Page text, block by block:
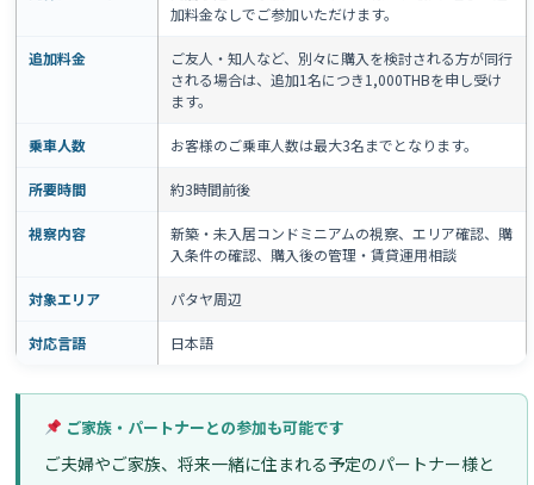
加料金なしでご参加いただけます。
追加料金
ご友人・知人など、別々に購入を検討される方が同行
される場合は、追加1名につき1,000THBを申し受け
ます。
乗車人数 お客様のご乗車人数は最大3名までとなります。
所要時間 約3時間前後
視察内容
新築・未入居コンドミニアムの視察、エリア確認、購
入条件の確認、購入後の管理・賃貸運用相談
対象エリア パタヤ周辺
対応言語 日本語
ご家族・パートナーとの参加も可能です
ご夫婦やご家族、将来一緒に住まれる予定のパートナー様と